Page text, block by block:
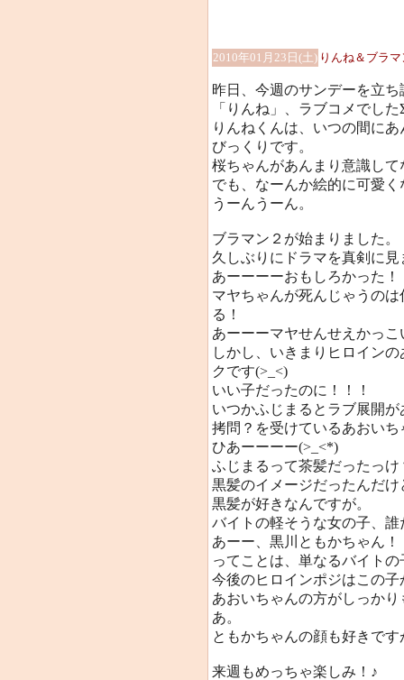
2010年01月23日(土) りんね＆ブラマ
昨日、今週のサンデーを立
「りんね」、ラブコメでした
りんねくんは、いつの間に
びっくりです。
桜ちゃんがあんまり意識し
でも、なーんか絵的に可愛
うーんうーん。
ブラマン２が始まりました。
久しぶりにドラマを真剣に見
あーーーーおもしろかった！
マヤちゃんが死んじゃうの
る！
あーーーマヤせんせえかっこ
しかし、いきまりヒロイン
クです(>_<)
いい子だったのに！！！
いつかふじまるとラブ展開
拷問？を受けているあおい
ひあーーーー(>_<*)
ふじまるって茶髪だったっけ
黒髪のイメージだったんだけ
黒髪が好きなんですが。
バイトの軽そうな女の子、
あーー、黒川ともかちゃん！
ってことは、単なるバイト
今後のヒロインポジはこの子
あおいちゃんの方がしっか
あ。
ともかちゃんの顔も好きです
来週もめっちゃ楽しみ！♪